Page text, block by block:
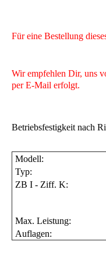
Für eine Bestellung
Wir empfehlen Dir, uns
per E-Mail erfolgt.
Betriebsfestigkeit nach
Modell:
Typ:
ZB I - Ziff. K:
Max. Leistung:
Auflagen: